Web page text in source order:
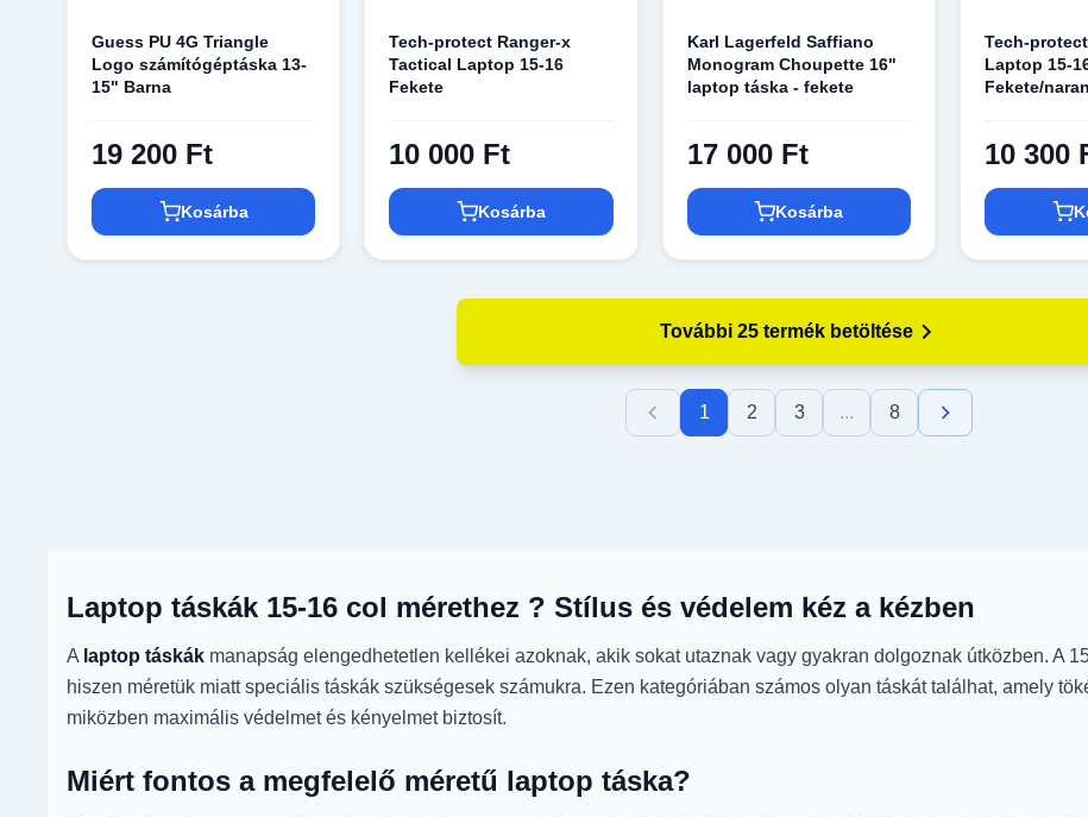
Guess PU 4G Triangle
Logo számítógéptáska 13-
15" Barna
19 200 Ft
Kosárba
Tech-protect Ranger-x
Tactical Laptop 15-16
Fekete
10 000 Ft
Kosárba
Karl Lagerfeld Saffiano
Monogram Choupette 16"
laptop táska - fekete
17 000 Ft
Kosárba
Tech-
Laptop 15-
Fekete/
10 300
További 25 termék betöltése
1 2 3 ... 8
Laptop táskák 15-16 col mérethez ? Stílus és védelem kéz a kézben
A laptop táskák manapság elengedhetetlen kellékei azoknak, akik sokat utaznak vagy gyakran dolgoznak útközben. A
hiszen méretük miatt speciális táskák szükségesek számukra. Ezen kategóriában számos olyan táskát találhat, amely
miközben maximális védelmet és kényelmet biztosít.
Miért fontos a megfelelő méretű laptop táska?